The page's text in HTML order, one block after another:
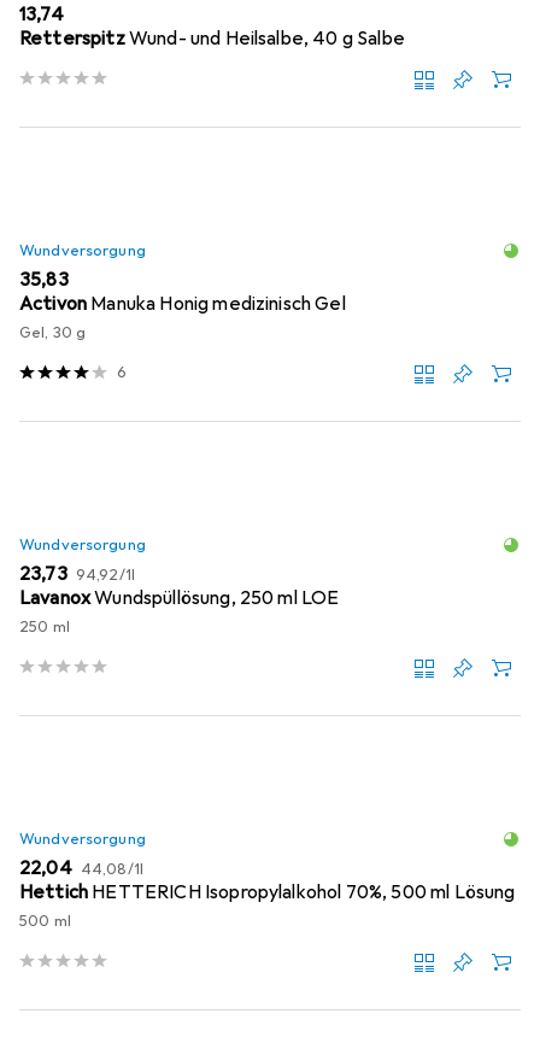
EUR
13,74
RetterspitzWund- und Heilsalbe, 40 g Salbe
Wundversorgung
EUR
35,83
Activon Manuka Honig medizinisch Gel
Gel, 30 g
6
Wundversorgung
EUR
23,73 EUR
94,92/1l
LavanoxWundspüllösung, 250 ml LOE
250 ml
Wundversorgung
EUR
22,04 EUR
44,08/1l
Hettich HETTERICH Isopropylalkohol 70%, 500 ml Lösung
500 ml